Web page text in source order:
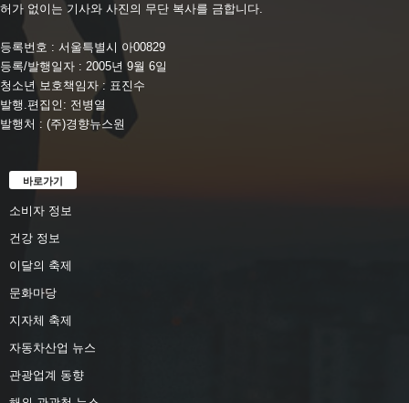
허가 없이는 기사와 사진의 무단 복사를 금합니다.
등록번호 : 서울특별시 아00829
등록/발행일자 : 2005년 9월 6일
청소년 보호책임자 : 표진수
발행.편집인: 전병열
발행처 : (주)경향뉴스원
바로가기
소비자 정보
건강 정보
이달의 축제
문화마당
지자체 축제
자동차산업 뉴스
관광업계 동향